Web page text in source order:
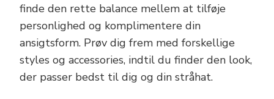
finde den rette balance mellem at tilføje
personlighed og komplimentere din
ansigtsform. Prøv dig frem med forskellige
styles og accessories, indtil du finder den look,
der passer bedst til dig og din stråhat.